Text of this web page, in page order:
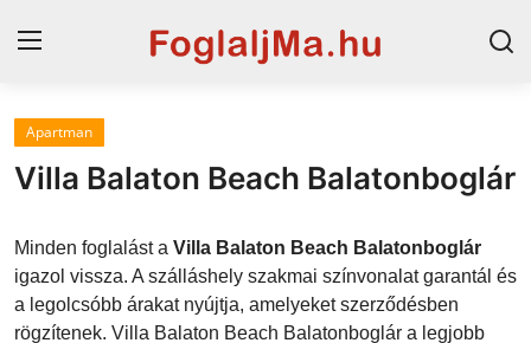
Magyarország
Szállások a Balatonon
Horvátország
Apartman
Villa Balaton Beach Balatonboglár
Minden foglalást a Villa Balaton Beach Balatonboglár
igazol vissza. A szálláshely szakmai színvonalat garantál és
a legolcsóbb árakat nyújtja, amelyeket szerződésben
rögzítenek. Villa Balaton Beach Balatonboglár a legjobb